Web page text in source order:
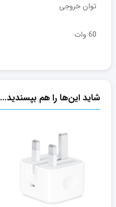
توان خروجی
60 وات
شاید این‌ها را هم بپسندید…